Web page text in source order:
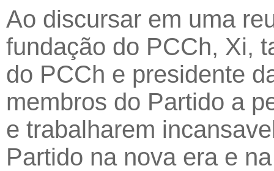
Ao discursar em uma
fundação do PCCh, Xi,
do PCCh e presidente
membros do Partido a
e trabalharem
Partido na nova era e